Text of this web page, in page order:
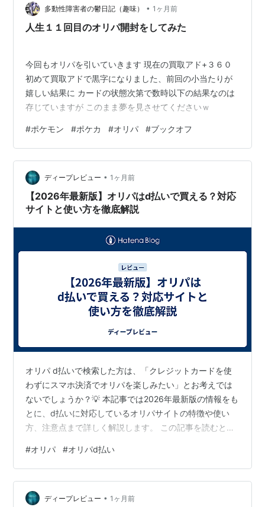
日々進化を続けています。 Located in Nam…
多動性障害者の鬱日記（趣味） • 1ヶ月前
人生１１回目のオリパ開封をしてみた
今回もオリパを引いていきます 現在の買取アド+３６０
初めて買取アドで黒字になりました、前回の小当たりが
嬉しい結果に カードの状態次第で数時以下の結果なのは
存じていますが このまま夢を見させてくださいｗ
#ポケモン #ポケカ #オリパ #ブックオフ
ディープレビュー • 1ヶ月前
【2026年最新版】オリパはd払いで買える？対応
サイトと使い方を徹底解説
オリパ d払いで検索した方は、「クレジットカードを使
わずにスマホ決済でオリパを楽しみたい」とお考えでは
ないでしょうか？💡 本記事では2026年最新版の情報をも
とに、d払いに対応しているオリパサイトの特徴や使い
方、注意点まで詳しく解説します。 この記事を読むと、
めの基本知識 ✅ d払い対応サイトの特徴と使い方の手順
✅ d払いを使う際に押さえておきたい注意点 オリパでd払
いは使える？基本を解説💳 d払いに対応しているオリパ
サイトの特徴は？3つのポイントで解説🔍 ポイント①：
#オリパ #オリパd払い
ディープレビュー • 1ヶ月前